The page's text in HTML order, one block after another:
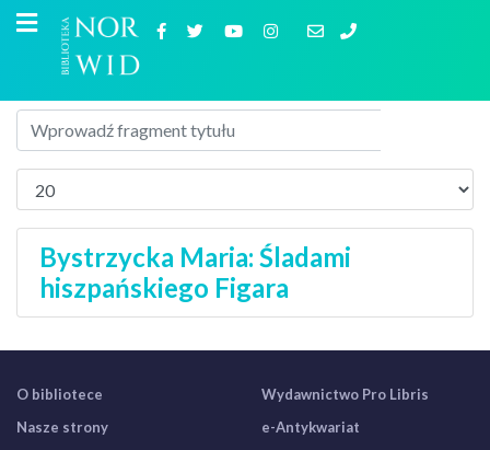
Bystrzycka Maria: Śladami
hiszpańskiego Figara
O bibliotece
Nasze strony
Wydawnictwo Pro Libris
e-Antykwariat